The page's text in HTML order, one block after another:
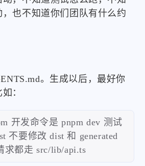
也不知道你们团队有什么约
。生成以后，最好你
：
开发命令是 pnpm dev 测试
不要修改 dist 和 generated
求都走 src/lib/api.ts